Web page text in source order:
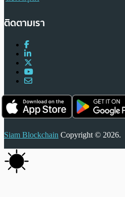
ติดตามเรา
Siam Blockchain Copyright © 2026.